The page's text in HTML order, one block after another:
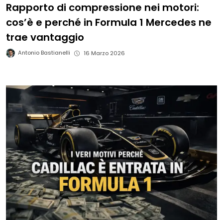
Rapporto di compressione nei motori:
cos’è e perché in Formula 1 Mercedes ne
trae vantaggio
Antonio Bastianelli 16 Marzo 2026